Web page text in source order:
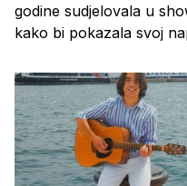
godine sudjelovala u
kako bi pokazala svoj